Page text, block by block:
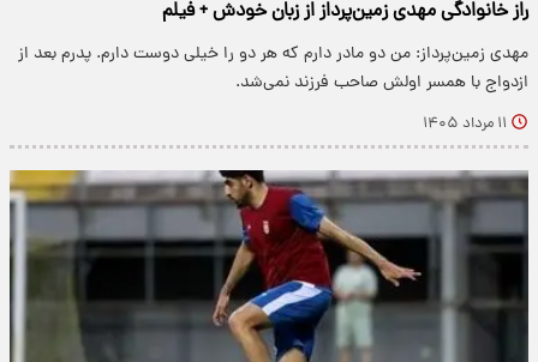
راز خانوادگی مهدی زمین‌پرداز از زبان خودش + فیلم
مهدی زمین‌پرداز: من دو مادر دارم که هر دو را خیلی دوست دارم. پدرم بعد از
ازدواج با همسر اولش صاحب فرزند نمی‌شد.
۱۱ مرداد ۱۴۰۵